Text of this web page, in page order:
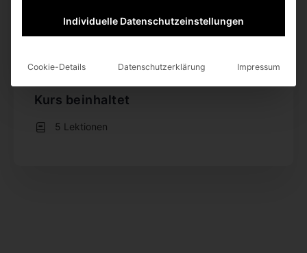
Diesen Kurs belegen
199,00 €
Kurs beinhaltet
5 Lektionen
Individuelle Datenschutzeinstellungen
Cookie-Details Datenschutzerklärung Impressum